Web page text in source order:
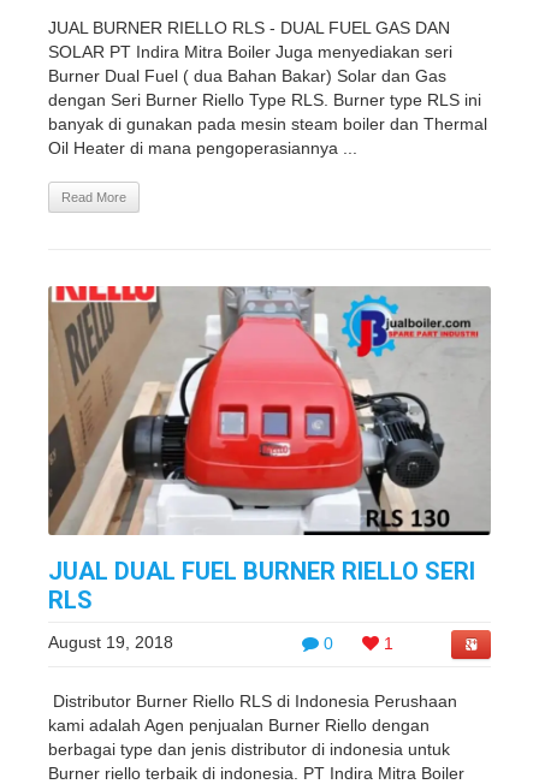
JUAL BURNER RIELLO RLS - DUAL FUEL GAS DAN
SOLAR PT Indira Mitra Boiler Juga menyediakan seri
Burner Dual Fuel ( dua Bahan Bakar) Solar dan Gas
dengan Seri Burner Riello Type RLS. Burner type RLS ini
banyak di gunakan pada mesin steam boiler dan Thermal
Oil Heater di mana pengoperasiannya ...
Read More
JUAL DUAL FUEL BURNER RIELLO SERI
RLS
0 1
August 19, 2018
Distributor Burner Riello RLS di Indonesia Perushaan
kami adalah Agen penjualan Burner Riello dengan
berbagai type dan jenis distributor di indonesia untuk
Burner riello terbaik di indonesia. PT Indira Mitra Boiler